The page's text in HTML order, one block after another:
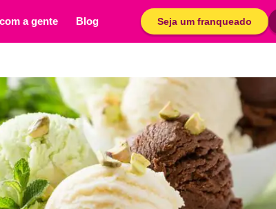
a gente Blog Seja um franqueado